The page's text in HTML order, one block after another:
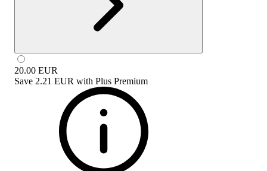
20.00 EUR
Save 2.21 EUR with Plus Premium